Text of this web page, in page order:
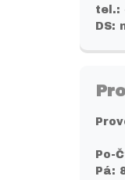
tel.:
DS:
Po-
Pá: